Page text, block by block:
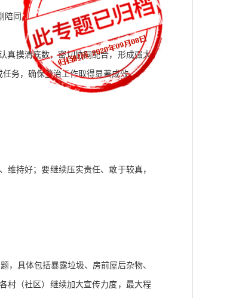
陪同。
真摸清底数，密切协同配合，形成强大
务，确保整治工作取得显著成效。
持好；要继续压实责任、敢于较真，
具体包括暴露垃圾、房前屋后杂物、
村（社区）继续加大宣传力度，最大程